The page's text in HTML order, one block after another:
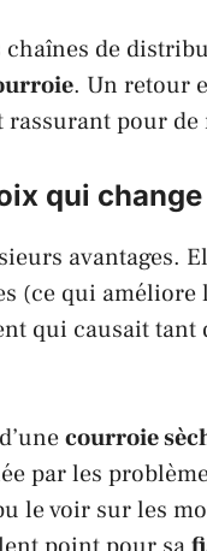
chaînes de
. Un retour
pour
qui
avantages.
(ce qui améliore
qui causait tant
courroie
par les
le voir sur les